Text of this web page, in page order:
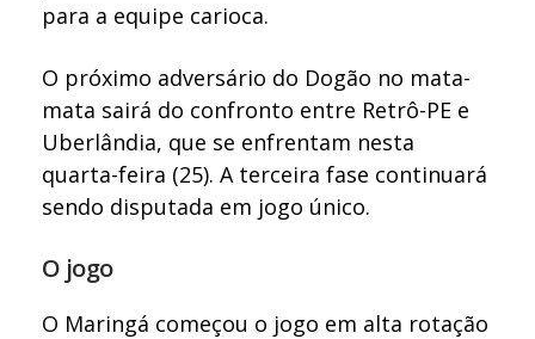
para a equipe carioca.
O próximo adversário do Dogão no mata-
mata sairá do confronto entre Retrô-PE e
Uberlândia, que se enfrentam nesta
quarta-feira (25). A terceira fase continuará
sendo disputada em jogo único.
O jogo
O Maringá começou o jogo em alta rotação